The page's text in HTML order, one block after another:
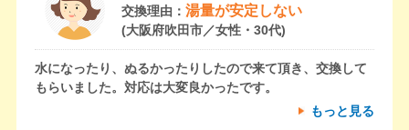
交換理由： 湯量が安定しない
(大阪府吹田市／女性・30代)
水になったり、ぬるかったりしたので来て頂き、交換して
もらいました。対応は大変良かったです。
もっと見る